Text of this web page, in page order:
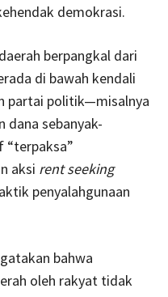
demokrasi.
berpangkal dari
di bawah kendali
partai politik—misalnya
sebanyak-
aksi rent seeking
penyalahgunaan
bahwa
oleh rakyat tidak